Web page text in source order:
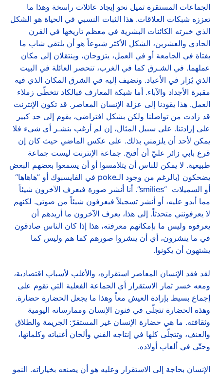
الجماعات المستقرة تميل نحو إيجاد عائلات راسخة وهذا ما
تعززه شبكات العلاقات. هذا الثبات النسبي في الحياة هو الشكل
الذي خبرته الكائنات البشرية في معظم تاريخها في القرن
الحادي والعشرين، الشكل الأكثر شيوعاً هو أن يلتقي شاب ما
بفتاة في الجامعة أو في العمل، يتزوجان، وينتقلان إلى مكان
عملهما. في الشـرق كما في الغرب، تنحصر العائلة في البيت
الذي يُزار في الأعياد. ونضيف إليه في الشرق المكان الذي فيه
مقبرة الأجداد والآباء. أما شبكة المعارف فبالكاد تتخطّى زملاء
العمل. هذا يقودنا إلى عزلة الإنسان المعاصر. قد تكون الإنترنت
قد زادت من تواصلنا ولكن بشكل افتراضي، يقوم إلى حد كبير
على إرادتنا. على سبيل المثال، إن لم أرغب بنشـر أي شيء فلا
يمكن لأحد أن يلزمني بذلك. على عكس الماضي حيث كان إن
قرع بابي زائر عليّ أن أفتح. جماعة الإنترنت ليست جماعة
طبيعية. لا يمكن للناس أن يتلامسوا أو أن يسمعوا بعضهم البعض
يضحكون (بالرغم من وجود الـpoke في الفايسبوك أو ”هاهاها“
أو السميلات “smilies”. أنا أنشر صورة فيعرف الآخرون شيئاً
مما أبدو عليه، أو أنشر تسجيلاً فيعرفون شيئاً من صوتي. لكنهم
لا يعرفونني متحدثاً. إلى هذا، يعرف الآخرون ما أريدهم أن
يعرفوه وليس ما بإمكانهم معرفته، هذا إذا كان الناس صادقون
في ما ينشرون، أي أن ينشروا صورهم كما هم وليس كما
يشتهون أن يكونوا.
لقد فقد الإنسان المعاصر استقراره، والأغلب لأسباب اقتصادية،
ومعه خسر ثمار الاستقرار أي الجماعة الفعلية التي تقوم على
إجماع بسيط بإرادة العيش معاً وهذا ما يجعل الحضارة حضارة.
وهذه الحضارة تتجلّى في فنون الإنسان وممارساته اليومية
وثقافته. ما هي حضارة الإنسان غير المستقرّ: الجريمة والطلاق
والعنف، وتتجلّى كلها في إنتاجه الفني وألحان أغنياته وكلماتها،
وحتّى في ألعاب أولاده.
الإنسان بحاجة إلى الاستقرار وعليه هو أن يصنعه بخياراته. النمو